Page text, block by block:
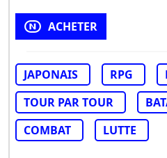
ACHETER
JAPONAIS RPG
TOUR PAR TOUR
COMBAT
LUTTE